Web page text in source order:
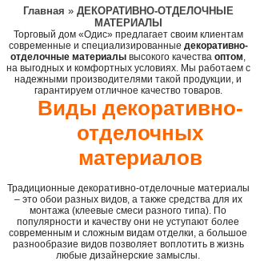
Главная » ДЕКОРАТИВНО-ОТДЕЛОЧНЫЕ
МАТЕРИАЛЫ
Торговый дом «Одис» предлагает своим клиентам
современные и специализированные декоративно-
отделочные материалы высокого качества оптом,
на выгодных и комфортных условиях. Мы работаем с
надежными производителями такой продукции, и
гарантируем отличное качество товаров.
Виды декоративно-
отделочных
материалов
Традиционные декоративно-отделочные материалы
– это обои разных видов, а также средства для их
монтажа (клеевые смеси разного типа). По
популярности и качеству они не уступают более
современным и сложным видам отделки, а большое
разнообразие видов позволяет воплотить в жизнь
любые дизайнерские замыслы.